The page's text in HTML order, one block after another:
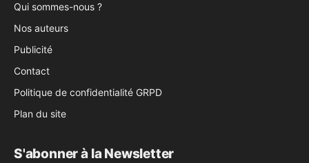
Qui sommes-nous ?
Nos auteurs
Publicité
Contact
Politique de confidentialité GRPD
Plan du site
S'abonner à la Newsletter